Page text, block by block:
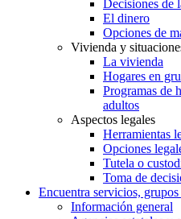
Decisiones de
El dinero
Opciones de
Vivienda y
La vivienda
Hogares en
Programas de
adultos
Aspectos legales
Herramientas
Opciones
Tutela o
Toma de
Encuentra servicios,
Información general